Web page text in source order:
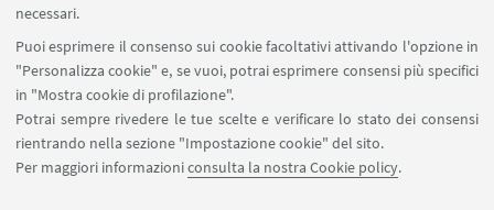
necessari.
Puoi esprimere il consenso sui cookie facoltativi attivando l'opzione in
"Personalizza cookie" e, se vuoi, potrai esprimere consensi più specifici
in "Mostra cookie di profilazione".
Potrai sempre rivedere le tue scelte e verificare lo stato dei consensi
rientrando nella sezione "Impostazione cookie" del sito.
Per maggiori informazioniconsulta la nostra Cookie policy.
Leaflet | © OpenStreetMap